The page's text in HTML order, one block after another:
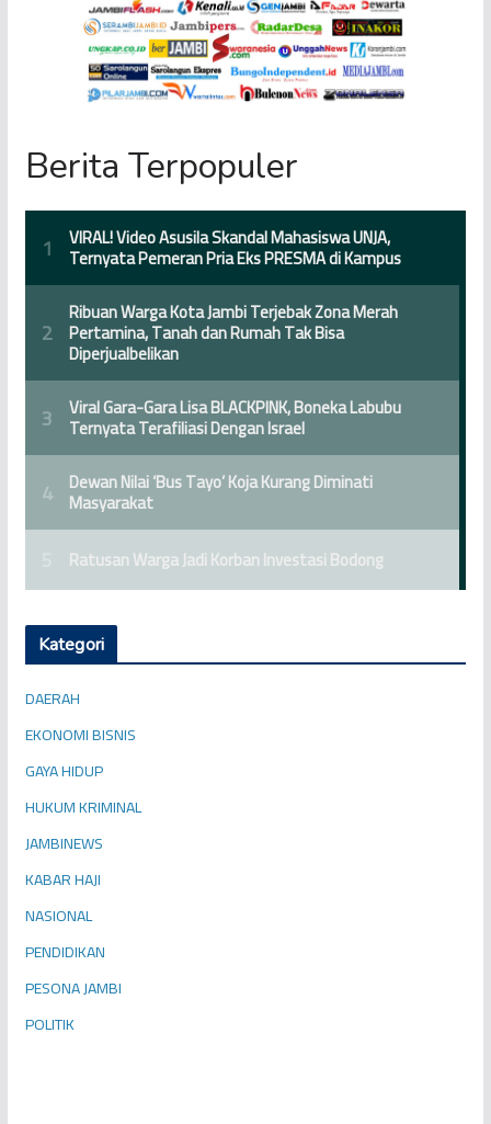
Berita Terpopuler
Kategori
DAERAH
EKONOMI BISNIS
GAYA HIDUP
HUKUM KRIMINAL
JAMBINEWS
KABAR HAJI
NASIONAL
PENDIDIKAN
PESONA JAMBI
POLITIK